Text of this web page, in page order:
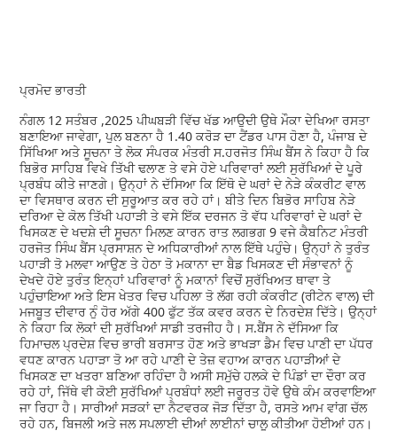
ਪ੍ਰਮੋਦ ਭਾਰਤੀ
ਨੰਗਲ 12 ਸਤੰਬਰ ,2025 ਪੀਘਬੜੀ ਵਿੱਚ ਖੱਡ ਆਉਦੀ ਉਥੇ ਮੌਕਾ ਦੇਖਿਆ ਰਸਤਾ
ਬਣਾਇਆ ਜਾਵੇਗਾ, ਪੁਲ ਬਣਨਾ ਹੈ 1.40 ਕਰੋੜ ਦਾ ਟੈਂਡਰ ਪਾਸ ਹੋਣਾ ਹੈ, ਪੰਜਾਬ ਦੇ
ਸਿੱਖਿਆ ਅਤੇ ਸੂਚਨਾ ਤੇ ਲੋਕ ਸੰਪਰਕ ਮੰਤਰੀ ਸ.ਹਰਜੋਤ ਸਿੰਘ ਬੈਂਸ ਨੇ ਕਿਹਾ ਹੈ ਕਿ
ਬਿਭੋਰ ਸਾਹਿਬ ਵਿਖੇ ਤਿੱਖੀ ਢਲਾਣ ਤੇ ਵਸੇ ਹੋਏ ਪਰਿਵਾਰਾਂ ਲਈ ਸੁਰੱਖਿਆਂ ਦੇ ਪੂਰੇ
ਪ੍ਰਬੰਧ ਕੀਤੇ ਜਾਣਗੇ। ਉਨ੍ਹਾਂ ਨੇ ਦੱਸਿਆ ਕਿ ਇੱਥੋ ਦੇ ਘਰਾਂ ਦੇ ਨੇੜੇ ਕੰਕਰੀਟ ਵਾਲ
ਦਾ ਵਿਸਥਾਰ ਕਰਨ ਦੀ ਸੁਰੂਆਤ ਕਰ ਰਹੇ ਹਾਂ। ਬੀਤੇ ਦਿਨ ਬਿਭੋਰ ਸਾਹਿਬ ਨੇੜੇ
ਦਰਿਆ ਦੇ ਕੋਲ ਤਿੱਖੀ ਪਹਾੜੀ ਤੇ ਵਸੇ ਇੱਕ ਦਰਜਨ ਤੋ ਵੱਧ ਪਰਿਵਾਰਾਂ ਦੇ ਘਰਾਂ ਦੇ
ਖਿਸਕਣ ਦੇ ਖਦਸ਼ੇ ਦੀ ਸੂਚਨਾ ਮਿਲਣ ਕਾਰਨ ਰਾਤ ਲਗਭਗ 9 ਵਜੇ ਕੈਬਨਿਟ ਮੰਤਰੀ
ਹਰਜੋਤ ਸਿੰਘ ਬੈਂਸ ਪ੍ਰਸਾਸ਼ਨ ਦੇ ਅਧਿਕਾਰੀਆਂ ਨਾਲ ਇੱਥੇ ਪਹੁੰਚੇ। ਉਨ੍ਹਾਂ ਨੇ ਤੁਰੰਤ
ਪਹਾੜੀ ਤੋ ਮਲਵਾ ਆਉਣ ਤੇ ਹੇਠਾ ਤੋ ਮਕਾਨਾ ਦਾ ਬੈਡ ਖਿਸਕਣ ਦੀ ਸੰਭਾਵਨਾਂ ਨੂੰ
ਦੇਖਦੇ ਹੋਏ ਤੁਰੰਤ ਇਨ੍ਹਾਂ ਪਰਿਵਾਰਾਂ ਨੂੰ ਮਕਾਨਾਂ ਵਿਚੋਂ ਸੁਰੱਖਿਅਤ ਥਾਵਾ ਤੇ
ਪਹੁੰਚਾਇਆ ਅਤੇ ਇਸ ਖੇਤਰ ਵਿਚ ਪਹਿਲਾ ਤੋ ਲੱਗ ਰਹੀ ਕੰਕਰੀਟ (ਰੀਟੇਨ ਵਾਲ) ਦੀ
ਮਜਬੂਤ ਦੀਵਾਰ ਨੁੰ ਹੋਰ ਅੱਗੇ 400 ਫੁੱਟ ਤੱਕ ਕਵਰ ਕਰਨ ਦੇ ਨਿਰਦੇਸ਼ ਦਿੱਤੇ। ਉਨ੍ਹਾਂ
ਨੇ ਕਿਹਾ ਕਿ ਲੋਕਾਂ ਦੀ ਸੁਰੱਖਿਆਂ ਸਾਡੀ ਤਰਜੀਹ ਹੈ। ਸ.ਬੈਂਸ ਨੇ ਦੱਸਿਆ ਕਿ
ਹਿਮਾਚਲ ਪ੍ਰਦੇਸ਼ ਵਿਚ ਭਾਰੀ ਬਰਸਾਤ ਹੋਣ ਅਤੇ ਭਾਖੜਾ ਡੈਮ ਵਿਚ ਪਾਣੀ ਦਾ ਪੱਧਰ
ਵਧਣ ਕਾਰਨ ਪਹਾੜਾ ਤੋ ਆ ਰਹੇ ਪਾਣੀ ਦੇ ਤੇਜ਼ ਵਹਾਅ ਕਾਰਨ ਪਹਾੜੀਆਂ ਦੇ
ਖਿਸਕਣ ਦਾ ਖਤਰਾ ਬਣਿਆ ਰਹਿੰਦਾ ਹੈ ਅਸੀ ਸਮੁੱਚੇ ਹਲਕੇ ਦੇ ਪਿੰਡਾਂ ਦਾ ਦੌਰਾ ਕਰ
ਰਹੇ ਹਾਂ, ਜਿੱਥੇ ਵੀ ਕੋਈ ਸੁਰੱਖਿਆਂ ਪ੍ਰਬੰਧਾਂ ਲਈ ਜਰੂਰਤ ਹੋਵੇ ਉਥੇ ਕੰਮ ਕਰਵਾਇਆ
ਜਾ ਰਿਹਾ ਹੈ। ਸਾਰੀਆਂ ਸੜਕਾਂ ਦਾ ਨੈਟਵਰਕ ਜੋੜ ਦਿੱਤਾ ਹੈ, ਰਸਤੇ ਆਮ ਵਾਂਗ ਚੱਲ
ਰਹੇ ਹਨ, ਬਿਜਲੀ ਅਤੇ ਜਲ ਸਪਲਾਈ ਦੀਆਂ ਲਾਈਨਾਂ ਚਾਲੂ ਕੀਤੀਆ ਹੋਈਆਂ ਹਨ।